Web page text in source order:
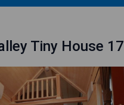
Tiny House 17